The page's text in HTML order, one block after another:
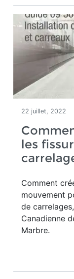
22 juillet, 2022
les
Comment
mouvement
de
Canadienne
Marbre.